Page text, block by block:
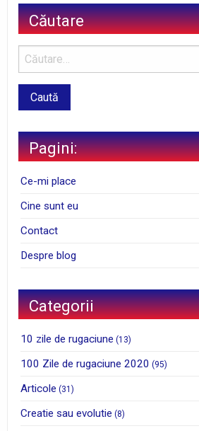
Căutare
Pagini:
Ce-mi place
Cine sunt eu
Contact
Despre blog
Categorii
10 zile de rugaciune (13)
100 Zile de rugaciune 2020 (95)
Articole (31)
Creatie sau evolutie (8)